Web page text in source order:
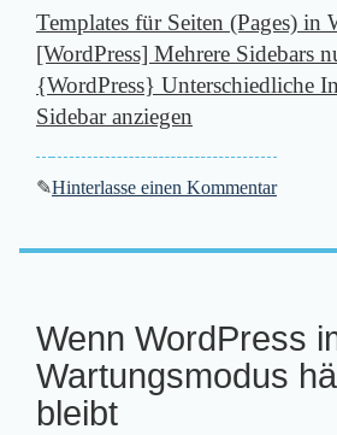
Templates für Seiten (Pages) in
[WordPress] Mehrere Sidebars
{WordPress} Unterschiedliche
Sidebar anziegen
✎Hinterlasse einen Kommentar
Wenn WordPress
Wartungsmodus
bleibt